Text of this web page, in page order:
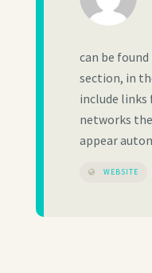
can be
section, in
include
networks
appear
WEBSITE